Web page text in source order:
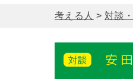
考える人 > 対談